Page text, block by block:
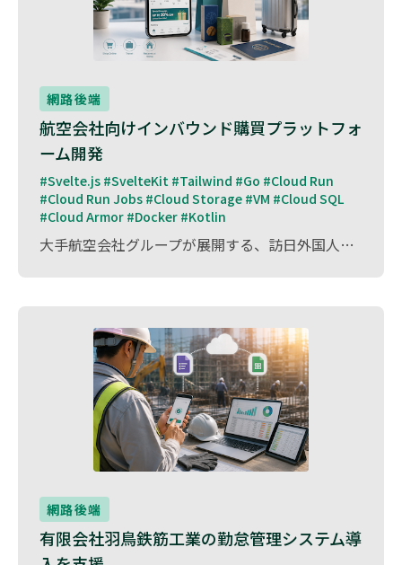
網路後端
航空会社向けインバウンド購買プラットフォ
ーム開発
#Svelte.js #SvelteKit #Tailwind #Go #Cloud Run
#Cloud Run Jobs #Cloud Storage #VM #Cloud SQL
#Cloud Armor #Docker #Kotlin
大手航空会社グループが展開する、訪日外国人旅行者向け購買プラットフォームの開発支援を行いました。 本サービスは、旅行中の買い物負担を軽減し、訪日観光客がオンライン上で商品を購入・受取できる仕組みを提供するインバウンド向けサービスです。 当社は、既存システムの運用改善、機能追加、管理画面改修、データ連携対応など、継続運営に必要な開発支援を担当。 多言語対応やキャンペーン運用など、インバウンドサービス特有の運用要件に対応し、安定したサービス運営に貢献しました。
網路後端
有限会社羽鳥鉄筋工業の勤怠管理システム導